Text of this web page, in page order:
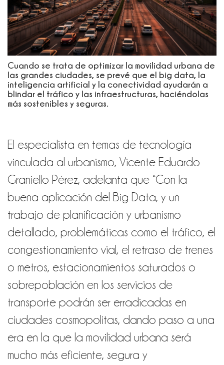
Cuando se trata de optimizar la movilidad urbana de
las grandes ciudades, se prevé que el big data, la
inteligencia artificial y la conectividad ayudarán a
blindar el tráfico y las infraestructuras, haciéndolas
más sostenibles y seguras.
El especialista en temas de tecnología
vinculada al urbanismo, Vicente Eduardo
Graniello Pérez, adelanta que “Con la
buena aplicación del Big Data, y un
trabajo de planificación y urbanismo
detallado, problemáticas como el tráfico, el
congestionamiento vial, el retraso de trenes
o metros, estacionamientos saturados o
sobrepoblación en los servicios de
transporte podrán ser erradicadas en
ciudades cosmopolitas, dando paso a una
era en la que la movilidad urbana será
mucho más eficiente, segura y